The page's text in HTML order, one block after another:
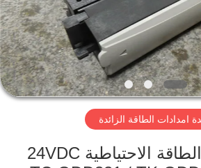
امدادات الطاقة الزائدة
وحدة تزويد الطاقة الاحتياطية 24VDC